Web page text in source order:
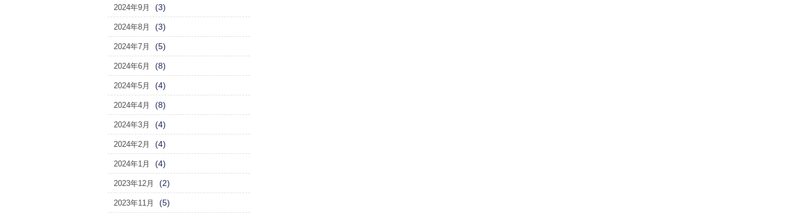
2024年9月 (3)
2024年8月 (3)
2024年7月 (5)
2024年6月 (8)
2024年5月 (4)
2024年4月 (8)
2024年3月 (4)
2024年2月 (4)
2024年1月 (4)
2023年12月 (2)
2023年11月 (5)